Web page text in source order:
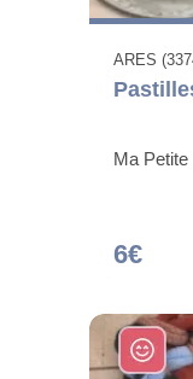
ARES
Ma
6€